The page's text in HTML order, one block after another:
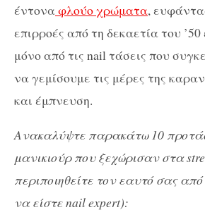
έντοναφλούο χρώματα,
επιρροές από τη δεκαετία του ’50
μόνο από τις nail τάσεις που
να γεμίσουμε τις μέρες της
και έμπνευση.
Ανακαλύψτε παρακάτω 10
μανικιούρ που ξεχώρισαν στα
περιποιηθείτε τον εαυτό σας από
να είστε nail expert):